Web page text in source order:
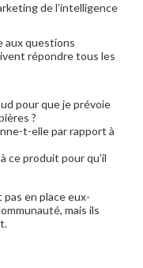
de l’intelligence
aux questions
répondre tous les
pour que je prévoie
?
t-elle par rapport à
ce produit pour qu’il
en place eux-
mais ils